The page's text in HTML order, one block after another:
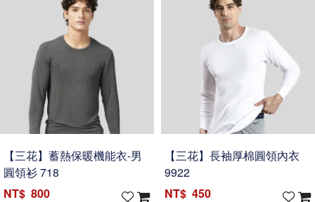
【三花】蓄熱保暖機能衣-男
圓領衫 718
800
【三花】長袖厚棉圓領內衣
9922
450